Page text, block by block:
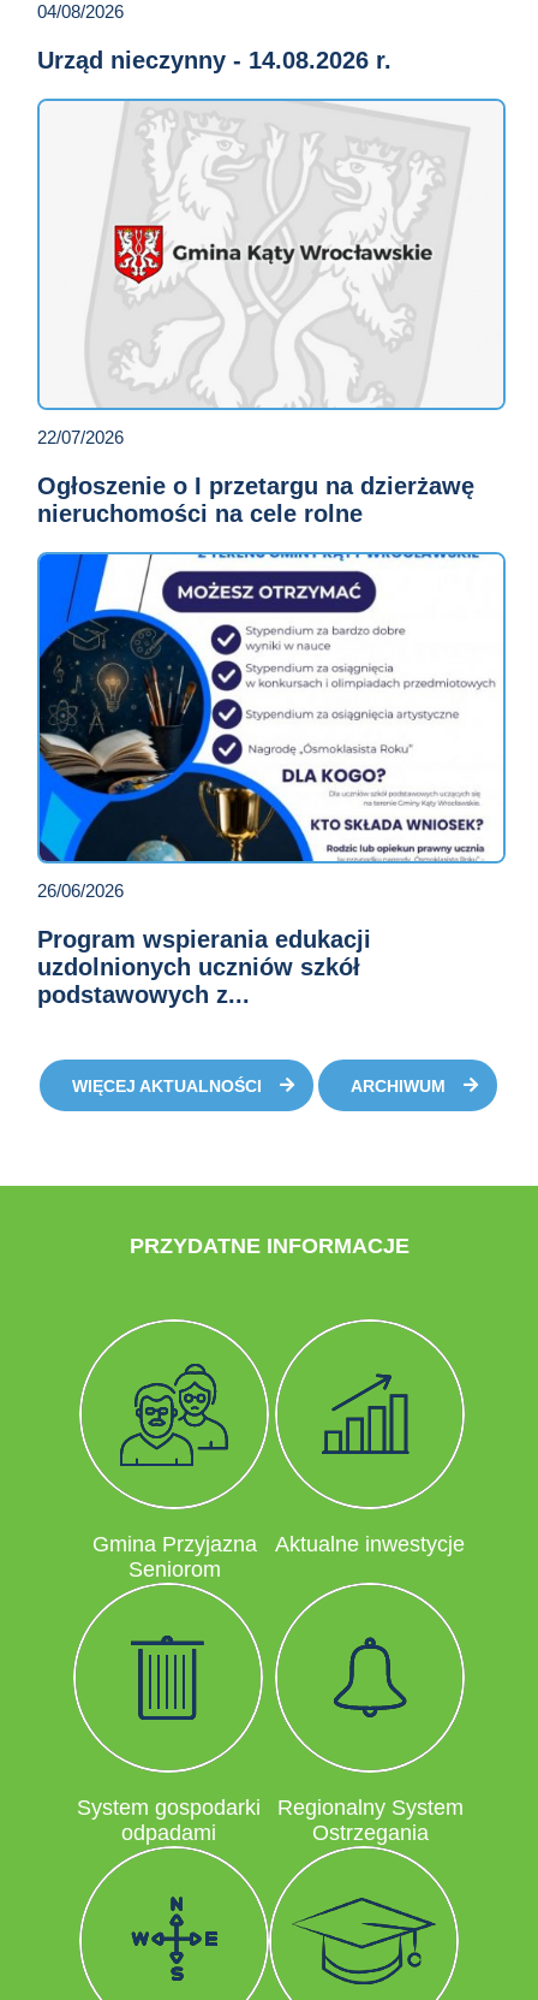
04/08/2026
Urząd nieczynny - 14.08.2026 r.
22/07/2026
Ogłoszenie o I przetargu na dzierżawę
nieruchomości na cele rolne
26/06/2026
Program wspierania edukacji
uzdolnionych uczniów szkół
podstawowych z...
WIĘCEJ AKTUALNOŚCI ARCHIWUM
PRZYDATNE INFORMACJE
Gmina Przyjazna
Seniorom
Aktualne inwestycje
System gospodarki
odpadami
Regionalny System
Ostrzegania